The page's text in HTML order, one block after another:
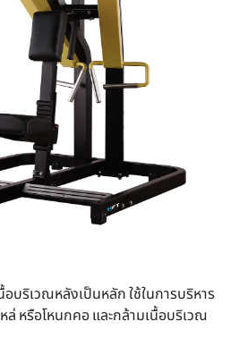
อบริเวณหลังเป็นหลัก ใช้ในการบริหาร
ล่ หรือโหนกคอ และกล้ามเนื้อบริเวณ